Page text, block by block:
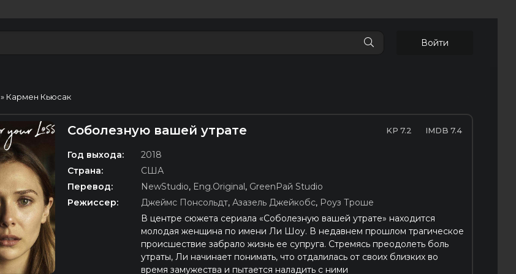
Войти
» Кармен Кьюсак
Соболезную вашей утрате 7.2 7.4
Год выхода:
2018
Страна:
США
Перевод:
NewStudio, Eng.Original, GreenРай Studio
Режиссер:
Джеймс Понсольдт, Азазель Джейкобс, Роуз Троше
В центре сюжета сериала «Соболезную вашей утрате» находится
молодая женщина по имени Ли Шоу. В недавнем прошлом трагическое
происшествие забрало жизнь ее супруга. Стремясь преодолеть боль
утраты, Ли начинает понимать, что отдалилась от своих близких во
время замужества и пытается наладить с ними